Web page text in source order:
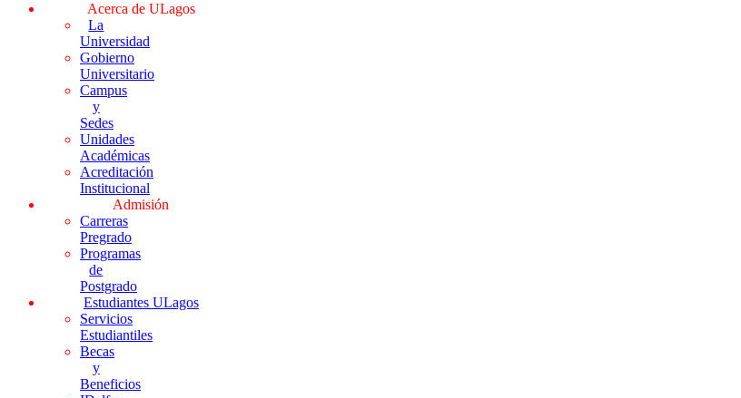
Acerca de ULagos
La
Universidad
Gobierno
Universitario
Campus
y
Sedes
Unidades
Académicas
Acreditación
Institucional
Admisión
Carreras
Pregrado
Programas
de
Postgrado
Estudiantes ULagos
Servicios
Estudiantiles
Becas
y
Beneficios